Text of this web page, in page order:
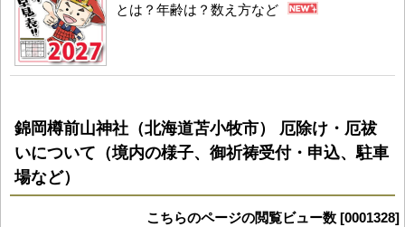
とは？年齢は？数え方など
錦岡樽前山神社（北海道苫小牧市） 厄除け・厄祓
いについて（境内の様子、御祈祷受付・申込、駐車
場など）
こちらのページの閲覧ビュー数 [0001328]